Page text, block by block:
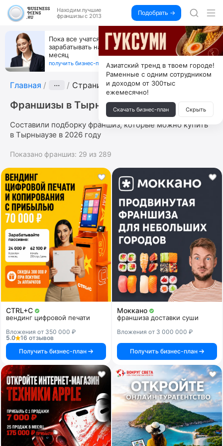
Находим лучшие
франшизы с 2013
Подобрать →
Пока все учатся пользоваться ИИ, вы можете
зарабатывать на их обучении по 500 тыс. каждый
месяц
получить бизнес-план ↓
Главная ··· Страница 5
Франшизы в Тырныаузе
Составили подборку франшиз, которые можно купить
в Тырныаузе в 2026 году
Показано франшиз: 29 из 289
CTRL+C
вендинг цифровой печати
Вложения от 350 000 ₽
5.0
16 отзывов
Получить бизнес-план
Моккано
франшиза доставки суши
Вложения от 3 000 000 ₽
Получить бизнес-план
Азиатский тренд в твоем городе!
Раменные с одним сотрудником
и доходом от 300тыс
ежемесячно!
Скачать бизнес-план Скрыть